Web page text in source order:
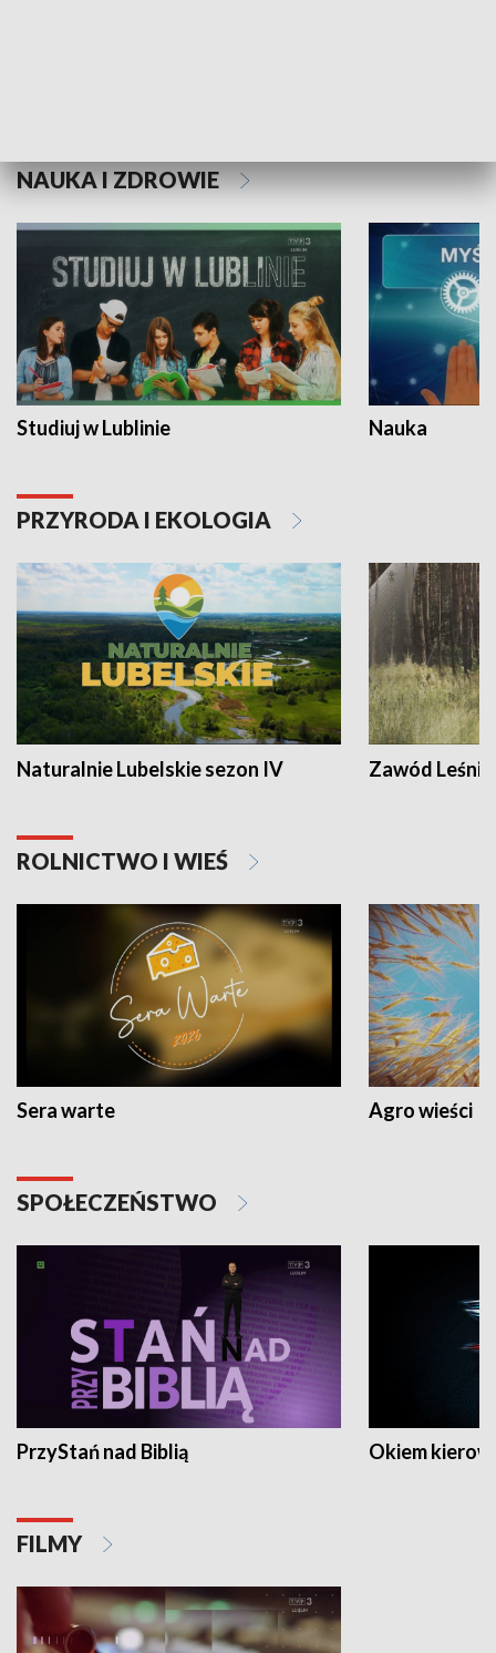
NAUKA I ZDROWIE
Studiuj w Lublinie Nauka
PRZYRODA I EKOLOGIA
Naturalnie Lubelskie sezon IV Zawód Leśnik
ROLNICTWO I WIEŚ
Sera warte Agro wieści
SPOŁECZEŃSTWO
PrzyStań nad Biblią Okiem
FILMY